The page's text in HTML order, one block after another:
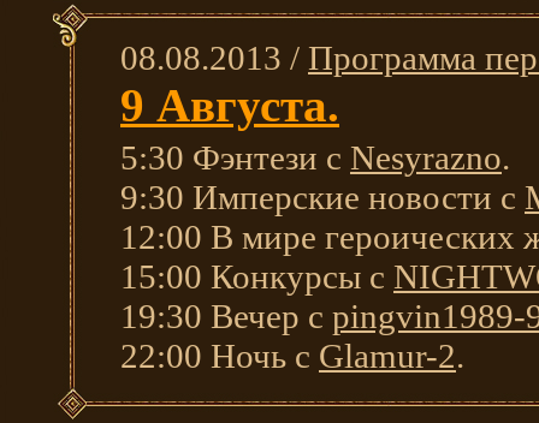
08.08.2013 / Программа
9 Августа.
5:30 Фэнтези с Nesyrazno.
9:30 Имперские новости с
12:00 В мире героических
15:00 Конкурсы с
19:30 Вечер с pingvin1989-
22:00 Ночь с Glamur-2.